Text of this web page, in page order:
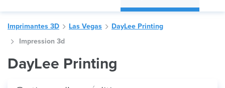
Imprimantes 3D Las Vegas
DayLee Printing
Impression 3d
DayLee Printing